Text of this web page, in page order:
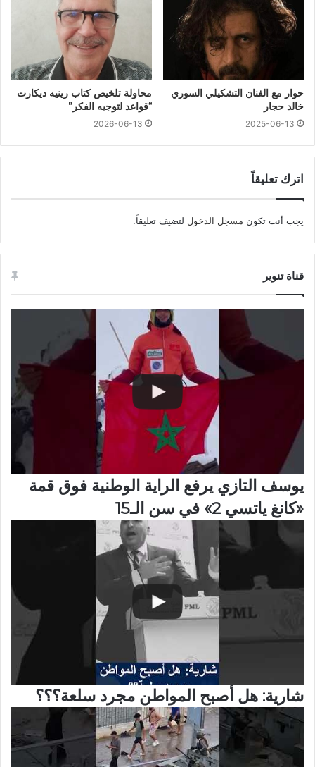
حوار مع الفنان التشكيلي السوري
خالد حجار
2025-06-13
محاولة تلخيص كتاب رينيه ديكارت
“قواعد لتوجيه الفكر”
2026-06-13
اترك تعليقاً
يجب أنت تكون مسجل الدخول لتضيف تعليقاً.
قناة تنوير
يوسف التازي يرفع الراية الوطنية فوق قمة
«كانغ ياتسي 2» في سن الـ15
شارية: هل أصبح المواطن مجرد سلعة؟؟؟